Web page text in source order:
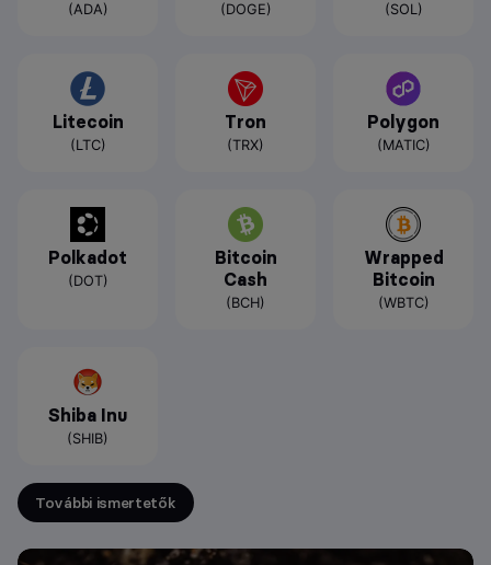
(ADA) (DOGE) (SOL)
Litecoin
(LTC)
Tron
(TRX)
Polygon
(MATIC)
Polkadot
(DOT)
Bitcoin
Cash
(BCH)
Wrapped
Bitcoin
(WBTC)
Shiba Inu
(SHIB)
További ismertetők